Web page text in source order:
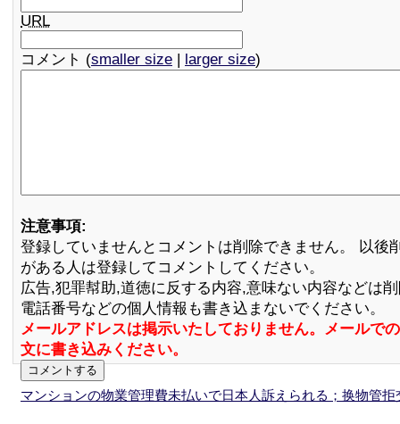
URL
コメント (smaller size | larger size)
注意事項:
登録していませんとコメントは削除できません。 以後
がある人は登録してコメントしてください。
広告,犯罪幇助,道徳に反する内容,意味ない内容などは
電話番号などの個人情報も書き込まないでください。
メールアドレスは掲示いたしておりません。メールで
文に書き込みください。
マンションの物業管理費未払いで日本人訴えられる；换物管